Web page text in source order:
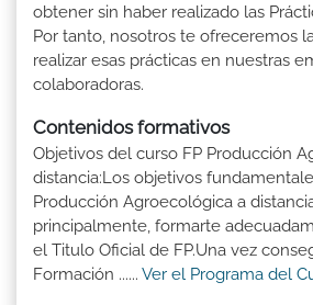
obtener sin haber realizado las
Por tanto, nosotros te ofreceremos
realizar esas prácticas en nuestras
colaboradoras.
Contenidos formativos
Objetivos del curso FP Producción
distancia:Los objetivos
Producción Agroecológica a
principalmente, formarte
el Titulo Oficial de FP.Una vez
Formación ...... Ver el Programa del